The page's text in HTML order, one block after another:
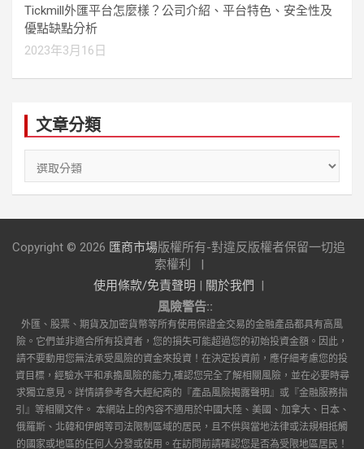
Tickmill外匯平台怎麼樣？公司介紹、平台特色、安全性及
優點缺點分析
2023年3月16日
文章分類
分
Copyright © 2026 匯商市場版權所有-對違反版權者保留一切追
索權利
使用條款/免責聲明
關於我們
風險警告::
外匯、股票、期貨及加密貨幣等所有使用保證金交易的金融產品都具有高風
險。它們並非適合所有投資者，您的損失可能超過您的初始投資金額。因此，
請不要動用您無法承受風險的資金來投資！在決定投資前，應仔細考慮您的投
資目標，經驗水平和承擔風險的能力,確認您完全了解相關風險，並在必要時尋
求獨立意見。詳情請參考各大經紀商的『產品風險揭露聲明』或『金融服務指
引』等相關文件。 本網站上的內容不適用於中國大陸、美國、加拿大、日本、
俄羅斯、北韓和伊朗等司法限制區域的居民，且不供與當地法律或法規相抵觸
的國家或地區的任何人分發或使用。在訪問前請確認您是否為受限地區居民！